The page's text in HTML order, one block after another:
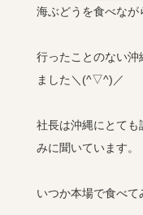
海ぶどうを食べなが
行ったことのない沖
ました＼(^▽^)／
社長は沖縄にとても
みに聞いています。
いつか本場で食べ